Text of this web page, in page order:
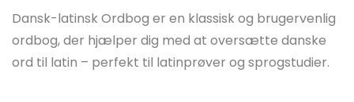
Dansk-latinsk Ordbog er en klassisk og brugervenlig
ordbog, der hjælper dig med at oversætte danske
ord til latin – perfekt til latinprøver og sprogstudier.